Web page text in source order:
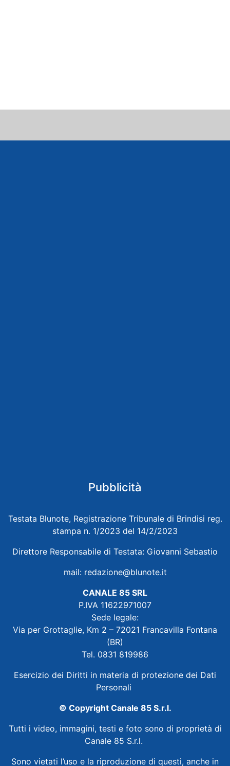
Pubblicità
Testata Blunote, Registrazione Tribunale di Brindisi reg.
stampa n. 1/2023 del 14/2/2023
Direttore Responsabile di Testata: Giovanni Sebastio
mail: redazione@blunote.it
CANALE 85 SRL
P.IVA 11622971007
Sede legale:
Via per Grottaglie, Km 2 – 72021 Francavilla Fontana
(BR)
Tel. 0831 819986
Esercizio dei Diritti in materia di protezione dei Dati
Personali
© Copyright Canale 85 S.r.l.
Tutti i video, immagini, testi e foto sono di proprietà di
Canale 85 S.r.l.
Sono vietati l’uso e la riproduzione di questi, anche in